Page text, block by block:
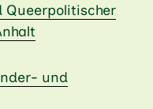
Queerpolitischer
und